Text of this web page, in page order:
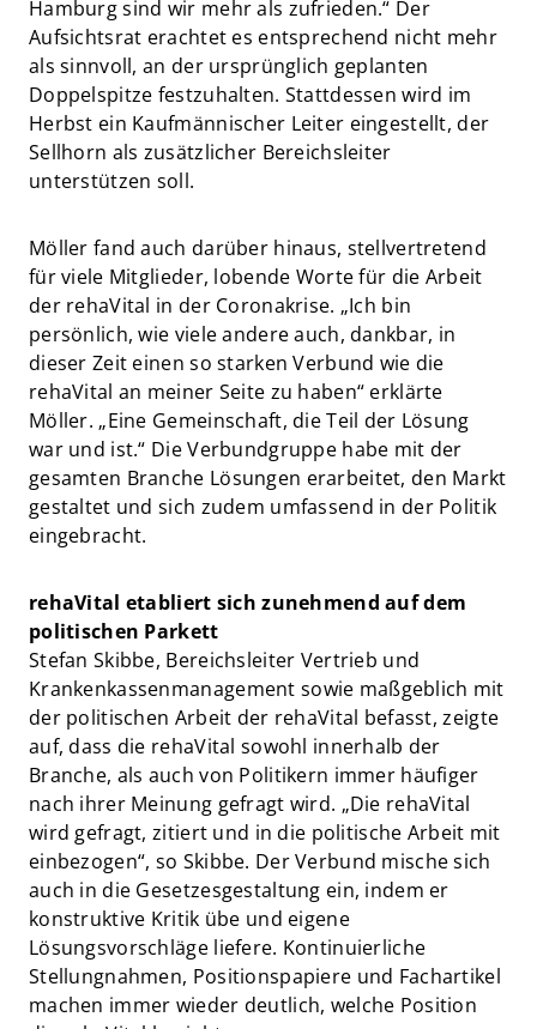
Hamburg sind wir mehr als zufrieden.“ Der
Aufsichtsrat erachtet es entsprechend nicht mehr
als sinnvoll, an der ursprünglich geplanten
Doppelspitze festzuhalten. Stattdessen wird im
Herbst ein Kaufmännischer Leiter eingestellt, der
Sellhorn als zusätzlicher Bereichsleiter
unterstützen soll.
Möller fand auch darüber hinaus, stellvertretend
für viele Mitglieder, lobende Worte für die Arbeit
der rehaVital in der Coronakrise. „Ich bin
persönlich, wie viele andere auch, dankbar, in
dieser Zeit einen so starken Verbund wie die
rehaVital an meiner Seite zu haben“ erklärte
Möller. „Eine Gemeinschaft, die Teil der Lösung
war und ist.“ Die Verbundgruppe habe mit der
gesamten Branche Lösungen erarbeitet, den Markt
gestaltet und sich zudem umfassend in der Politik
eingebracht.
rehaVital etabliert sich zunehmend auf dem
politischen Parkett
Stefan Skibbe, Bereichsleiter Vertrieb und
Krankenkassenmanagement sowie maßgeblich mit
der politischen Arbeit der rehaVital befasst, zeigte
auf, dass die rehaVital sowohl innerhalb der
Branche, als auch von Politikern immer häufiger
nach ihrer Meinung gefragt wird. „Die rehaVital
wird gefragt, zitiert und in die politische Arbeit mit
einbezogen“, so Skibbe. Der Verbund mische sich
auch in die Gesetzesgestaltung ein, indem er
konstruktive Kritik übe und eigene
Lösungsvorschläge liefere. Kontinuierliche
Stellungnahmen, Positionspapiere und Fachartikel
machen immer wieder deutlich, welche Position